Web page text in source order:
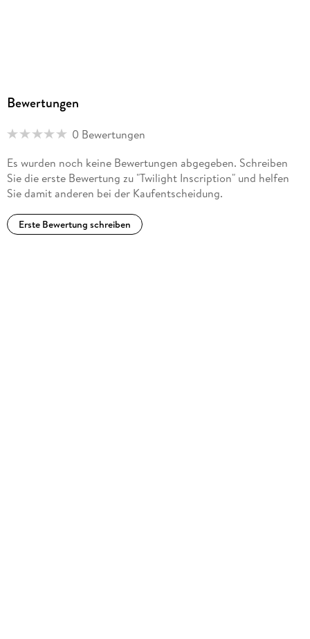
Bewertungen
0 Bewertungen
Es wurden noch keine Bewertungen abgegeben. Schreiben
Sie die erste Bewertung zu "Twilight Inscription" und helfen
Sie damit anderen bei der Kaufentscheidung.
Erste Bewertung schreiben